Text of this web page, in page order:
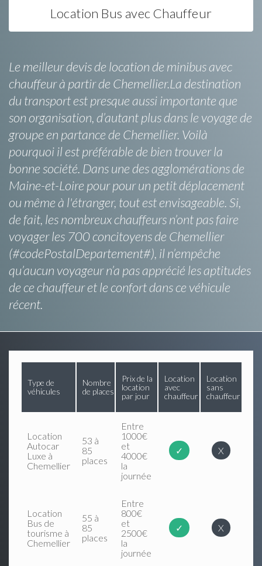
Location Bus avec Chauffeur
Le meilleur devis de location de minibus avec
chauffeur à partir de Chemellier.La destination
du transport est presque aussi importante que
son organisation, d’autant plus dans le voyage de
groupe en partance de Chemellier. Voilà
pourquoi il est préférable de bien trouver la
bonne société. Dans une des agglomérations de
Maine-et-Loire pour pour un petit déplacement
ou même à l'étranger, tout est envisageable. Si,
de fait, les nombreux chauffeurs n’ont pas faire
voyager les 700 concitoyens de Chemellier
(#codePostalDepartement#), il n’empêche
qu’aucun voyageur n’a pas apprécié les aptitudes
de ce chauffeur et le confort dans ce véhicule
récent.
Type de
véhicules
Nombre
de places
Prix de la
location
par jour
Location
avec
chauffeur
Location
sans
chauffeur
Location
Autocar
Luxe à
Chemellier
53 à
85
places
Entre
1000€
et
4000€
la
journée
✓ X
Location
Bus de
tourisme à
Chemellier
55 à
85
places
Entre
800€
et
2500€
la
journée
✓ X